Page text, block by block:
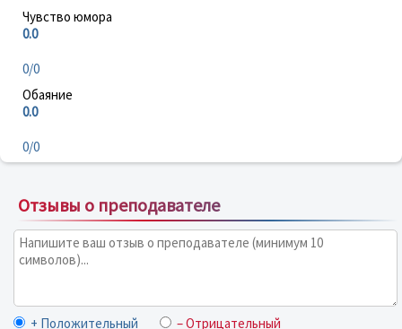
Чувство юмора
0.0
0/0
Обаяние
0.0
0/0
Отзывы о преподавателе
+ Положительный – Отрицательный